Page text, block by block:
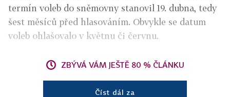
termín voleb do sněmovny stanovil 19. dubna, tedy
šest měsíců před hlasováním. Obvykle se datum
voleb ohlašovalo v květnu či červnu.
ZBÝVÁ VÁM JEŠTĚ 80 % ČLÁNKU
Číst dál za